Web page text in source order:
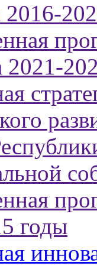
2016-
2021-
годы